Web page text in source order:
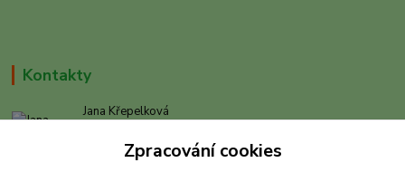
Kontakty
Jana Křepelková
(Po-Pá, 9-17 hod. , So 9-12 hod.)
Zpracování cookies